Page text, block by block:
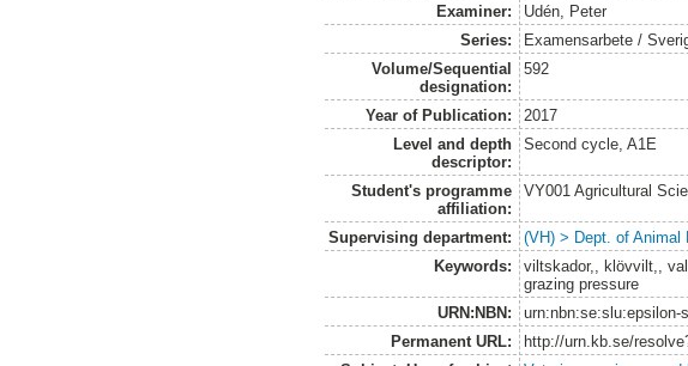
Examiner:
Udén, Peter
Series:
Examensarbete /
Volume/Sequential
designation:
592
Year of Publication:
2017
Level and depth
descriptor:
Second cycle, A1E
Student's programme
affiliation:
VY001 Agricultural
Supervising department:
(VH) > Dept. of Animal
Keywords:
viltskador,, klövvilt,,
grazing pressure
URN:NBN:
urn:nbn:se:slu:epsilon-
Permanent URL:
http://urn.kb.se/